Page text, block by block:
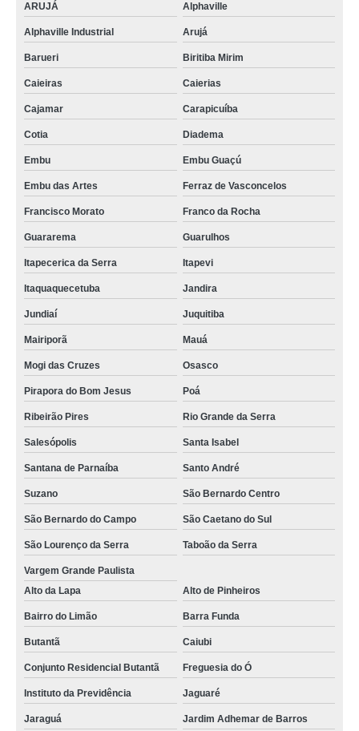
ARUJÁ Alphaville
Alphaville Industrial Arujá
Barueri Biritiba Mirim
Caieiras Caierias
Cajamar Carapicuíba
Cotia Diadema
Embu Embu Guaçú
Embu das Artes Ferraz de Vasconcelos
Francisco Morato Franco da Rocha
Guararema Guarulhos
Itapecerica da Serra Itapevi
Itaquaquecetuba Jandira
Jundiaí Juquitiba
Mairiporã Mauá
Mogi das Cruzes Osasco
Pirapora do Bom Jesus Poá
Ribeirão Pires Rio Grande da Serra
Salesópolis Santa Isabel
Santana de Parnaíba Santo André
Suzano São Bernardo Centro
São Bernardo do Campo São Caetano do Sul
São Lourenço da Serra Taboão da Serra
Vargem Grande Paulista
Alto da Lapa
Alto de Pinheiros
Bairro do Limão Barra Funda
Butantã Caiubi
Conjunto Residencial Butantã Freguesia do Ó
Instituto da Previdência Jaguaré
Jaraguá Jardim Adhemar de Barros